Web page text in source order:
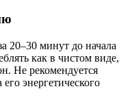
20–30 минут до начала
как в чистом виде,
Не рекомендуется
энергетического